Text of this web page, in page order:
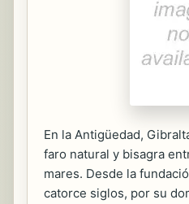
En la Antigüedad,
faro natural y bisagra
mares. Desde la
catorce siglos, por su